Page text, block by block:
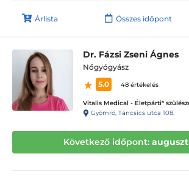
Árlista Összes időpont
Dr. Fázsi Zseni Ágnes
Nőgyógyász
5.0
48 értékelés
Gyömrő, Táncsics utca 108.
Következő időpont: